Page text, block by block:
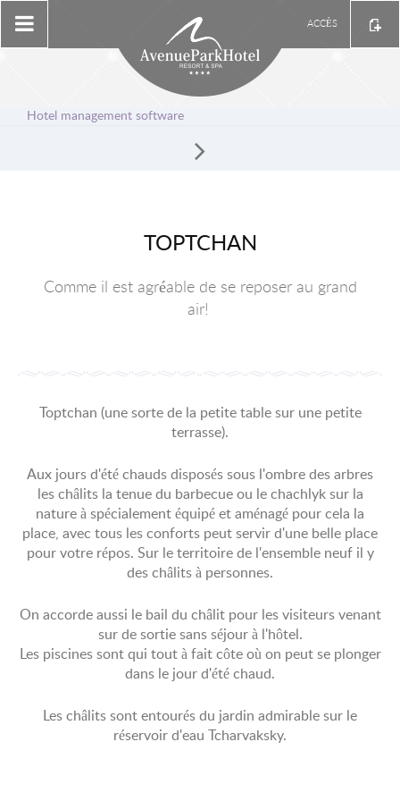
ACCÈS
Hotel management software
TOPTCHAN
Comme il est agréable de se reposer au grand
air!
Toptchan (une sorte de la petite table sur une petite
terrasse).
Aux jours d'été chauds disposés sous l'ombre des arbres
les châlits la tenue du barbecue ou le chachlyk sur la
nature à spécialement équipé et aménagé pour cela la
place, avec tous les conforts peut servir d'une belle place
pour votre répos. Sur le territoire de l'ensemble neuf il y
des châlits à personnes.
On accorde aussi le bail du châlit pour les visiteurs venant
sur de sortie sans séjour à l'hôtel.
Les piscines sont qui tout à fait côte où on peut se plonger
dans le jour d'été chaud.
Les châlits sont entourés du jardin admirable sur le
réservoir d'eau Tcharvaksky.